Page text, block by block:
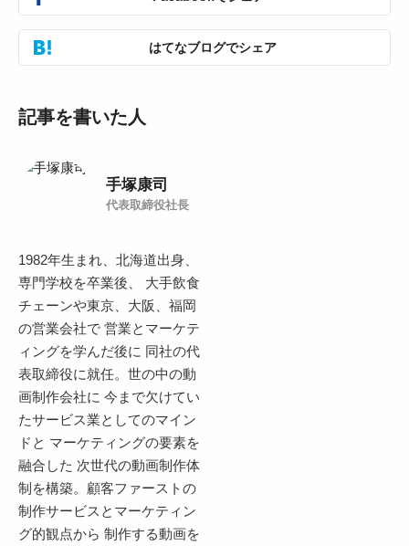
はてなブログでシェア
記事を書いた人
手塚康司
代表取締役社長
1982年生まれ、北海道出身、
専門学校を卒業後、 大手飲食
チェーンや東京、大阪、福岡
の営業会社で 営業とマーケテ
ィングを学んだ後に 同社の代
表取締役に就任。世の中の動
画制作会社に 今まで欠けてい
たサービス業としてのマイン
ドと マーケティングの要素を
融合した 次世代の動画制作体
制を構築。顧客ファーストの
制作サービスとマーケティン
グ的観点から 制作する動画を